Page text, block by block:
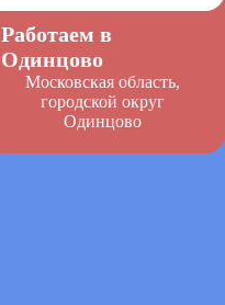
Работаем в
Одинцово
Московская область,
городской округ
Одинцово